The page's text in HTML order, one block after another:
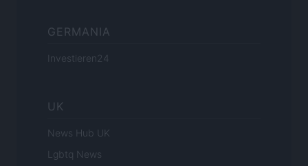
GERMANIA
Investieren24
UK
News Hub UK
Lgbtq News